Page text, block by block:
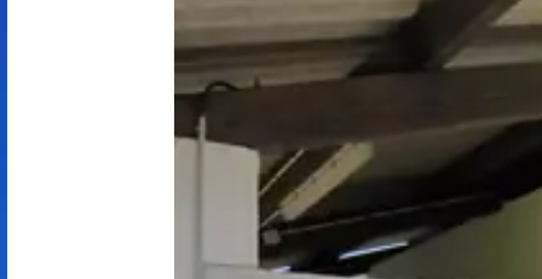
informatie over …